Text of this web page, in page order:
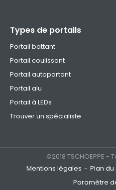
Types de portails
Portail battant
Portail coulissant
Portail autoportant
Portail alu
Portail à LEDs
Trouver un spécialiste
©2018 TSCHOEPPE
Mentions légales
Plan du
Paramètre